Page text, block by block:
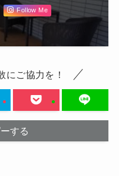
Follow Me
にご協力を！
する